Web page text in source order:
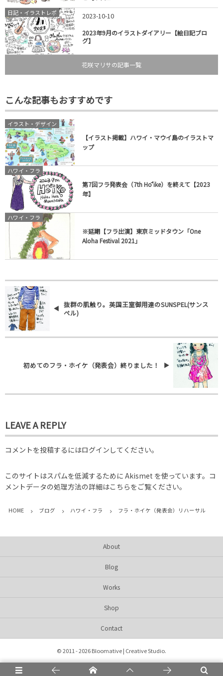
日記・イラストレポ 2023-10-10
2023年9月のイラストダイアリー【絵日記ブロ
グ】
花咲マリサの記事一覧
こんな記事もおすすめです
イラスト・デザイン
【イラスト掲載】ハワイ・マウイ島のイラストマ
ップ
ハワイ・フラ
第7回フラ発表会（7th Hō’ike）を終えて【2023
年】
ハワイ・フラ
※延期【フラ出演】東京ミッドタウン「One
Aloha Festival 2021」
抜群の肌触り。英国王室御用達のSUNSPEL(サンス
ペル)
初めてのフラ・ホイケ（発表会）終りました！
LEAVE A REPLY
コメントを投稿するにはログイン してください。
このサイトはスパムを低減するために Akismet を使っています。 コ
メントデータの処理方法の詳細はこちらをご覧ください。
HOME ブログ ハワイ・フラ フラ・ホイケ（発表会）リハーサル
About
Blog
Works
Shop
Contact
©2011 - 2026Bloomative | Creative Studio.